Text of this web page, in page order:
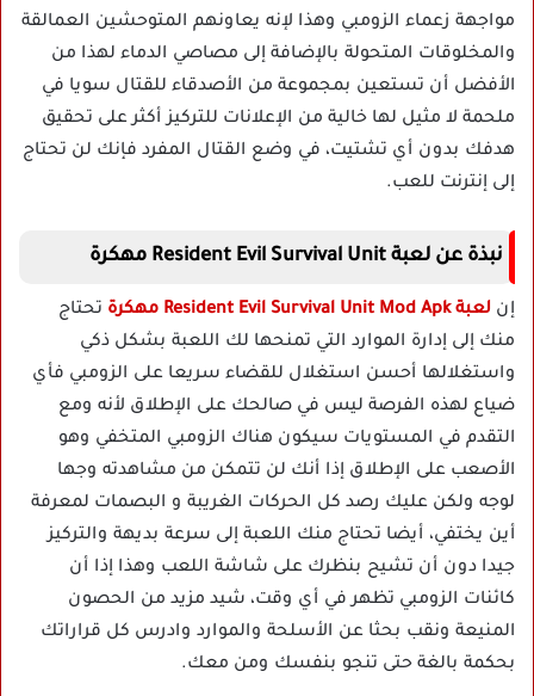
مواجهة زعماء الزومبي وهذا لإنه يعاونهم المتوحشين العمالقة
والمخلوقات المتحولة بالإضافة إلى مصاصي الدماء لهذا من
الأفضل أن تستعين بمجموعة من الأصدقاء للقتال سويا في
ملحمة لا مثيل لها خالية من الإعلانات للتركيز أكثر على تحقيق
هدفك بدون أي تشتيت، في وضع القتال المفرد فإنك لن تحتاج
إلى إنترنت للعب.
نبذة عن لعبة Resident Evil Survival Unit مهكرة
إن لعبة Resident Evil Survival Unit Mod Apk مهكرة
تحتاج
منك إلى إدارة الموارد التي تمنحها لك اللعبة بشكل ذكي
واستغلالها أحسن استغلال للقضاء سريعا على الزومبي فأي
ضياع لهذه الفرصة ليس في صالحك على الإطلاق لأنه ومع
التقدم في المستويات سيكون هناك الزومبي المتخفي وهو
الأصعب على الإطلاق إذا أنك لن تتمكن من مشاهدته وجها
لوجه ولكن عليك رصد كل الحركات الغريبة و البصمات لمعرفة
أين يختفي، أيضا تحتاج منك اللعبة إلى سرعة بديهة والتركيز
جيدا دون أن تشيح بنظرك على شاشة اللعب وهذا إذا أن
كائنات الزومبي تظهر في أي وقت، شيد مزيد من الحصون
المنيعة ونقب بحثا عن الأسلحة والموارد وادرس كل قراراتك
بحكمة بالغة حتى تنجو بنفسك ومن معك.